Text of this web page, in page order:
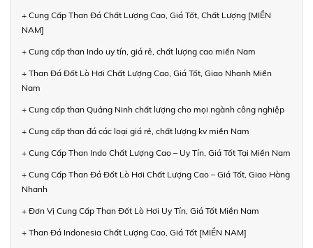
+ Cung Cấp Than Đá Chất Lượng Cao, Giá Tốt, Chất Lượng [MIỀN
NAM]
+ Cung cấp than Indo uy tín, giá rẻ, chất lượng cao miền Nam
+ Than Đá Đốt Lò Hơi Chất Lượng Cao, Giá Tốt, Giao Nhanh Miền
Nam
+ Cung cấp than Quảng Ninh chất lượng cho mọi ngành công nghiệp
+ Cung cấp than đá các loại giá rẻ, chất lượng kv miền Nam
+ Cung Cấp Than Indo Chất Lượng Cao – Uy Tín, Giá Tốt Tại Miền Nam
+ Cung Cấp Than Đá Đốt Lò Hơi Chất Lượng Cao – Giá Tốt, Giao Hàng
Nhanh
+ Đơn Vị Cung Cấp Than Đốt Lò Hơi Uy Tín, Giá Tốt Miền Nam
+ Than Đá Indonesia Chất Lượng Cao, Giá Tốt [MIỀN NAM]